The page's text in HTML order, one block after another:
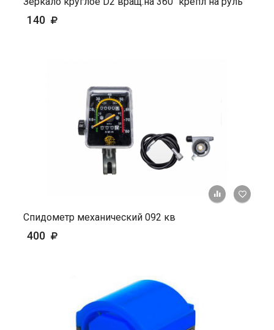
140
+ К
Спидометр механический 092 кв
400